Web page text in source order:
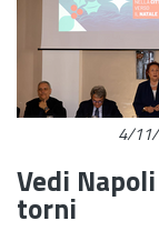
4/
Vedi
torni